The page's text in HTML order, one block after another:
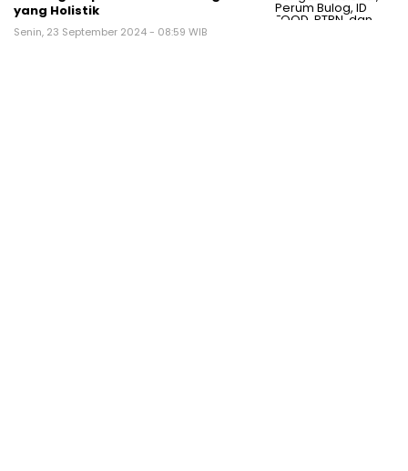
yang Holistik
Senin, 23 September 2024 - 08:59 WIB